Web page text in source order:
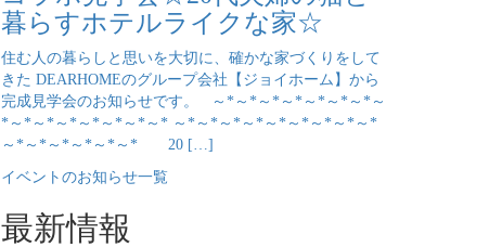
暮らすホテルライクな家☆
住む人の暮らしと思いを大切に、確かな家づくりをして
きた DEARHOMEのグループ会社【ジョイホーム】から
完成見学会のお知らせです。 ～*～*～*～*～*～*～*～
*～*～*～*～*～*～*～* ～*～*～*～*～*～*～*～*～*
～*～*～*～*～*～* 20 […]
イベントのお知らせ一覧
最新情報